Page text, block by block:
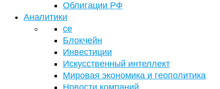
Облигации РФ
Аналитики
се
Блокчейн
Инвестиции
Искусственный интеллект
Мировая экономика и геополитика